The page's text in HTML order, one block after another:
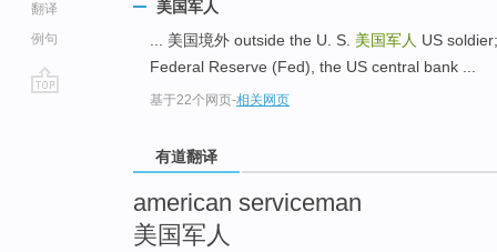
翻译
例句
美国军人
... 美国境外 outside the U. S. 美国军人 US
Federal Reserve (Fed), the US central bank ...
基于22个网页-相关网页
有道翻译
american serviceman
美国军人